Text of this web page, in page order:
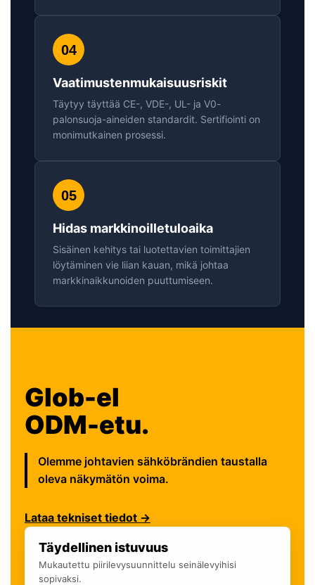
04
Vaatimustenmukaisuusriskit
Täytyy täyttää CE-, VDE-, UL- ja V0-
palonsuoja-aineiden standardit. Sertifiointi on
monimutkainen prosessi.
05
Hidas markkinoilletuloaika
Sisäinen kehitys tai luotettavien toimittajien
löytäminen vie liian kauan, mikä johtaa
markkinaikkunoiden puuttumiseen.
Glob-el
ODM-etu.
Olemme johtavien sähköbrändien taustalla
oleva näkymätön voima.
Lataa tekniset tiedot →
Täydellinen istuvuus
Mukautettu piirilevysuunnittelu seinälevyihisi
sopivaksi.